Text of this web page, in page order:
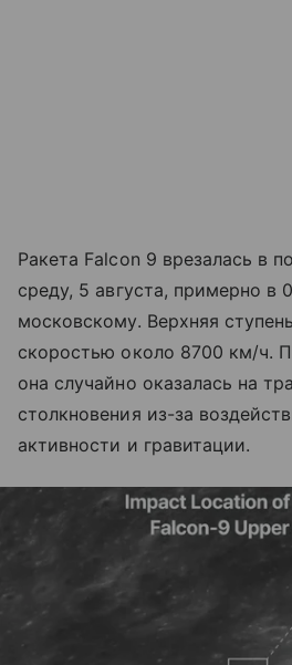
Ракета Falcon 9 врезалась в
среду, 5 августа, примерно в
московскому. Верхняя
скоростью около 8700 км/ч.
она случайно оказалась на
столкновения из-за
активности и гравитации.